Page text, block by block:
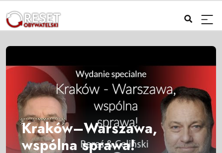
Kraków–Warszawa,
wspólna sprawa!